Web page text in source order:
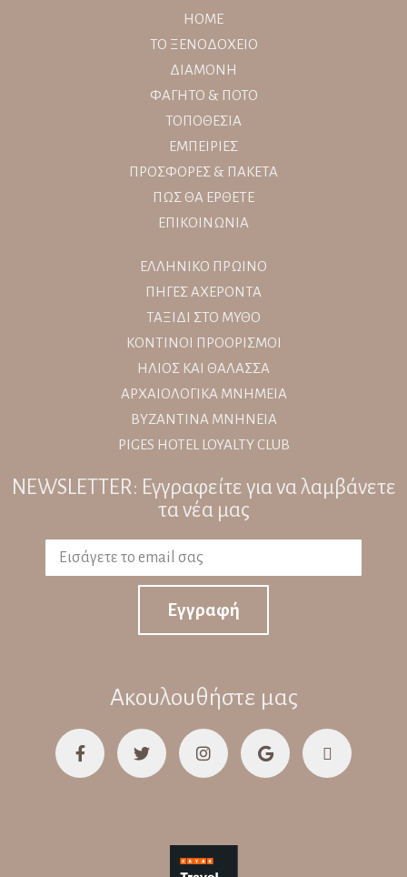
HOME
ΤΟ ΞΕΝΟΔΟΧΕΙΟ
ΔΙΑΜΟΝΗ
ΦΑΓΗΤΟ & ΠΟΤΟ
ΤΟΠΟΘΕΣΙΑ
ΕΜΠΕΙΡΙΕΣ
ΠΡΟΣΦΟΡΕΣ & ΠΑΚΕΤΑ
ΠΩΣ ΘΑ ΕΡΘΕΤΕ
ΕΠΙΚΟΙΝΩΝΙΑ
ΕΛΛΗΝΙΚΟ ΠΡΩΙΝΟ
ΠΗΓΕΣ ΑΧΕΡΟΝΤΑ
ΤΑΞΙΔΙ ΣΤΟ ΜΥΘΟ
ΚΟΝΤΙΝΟΙ ΠΡΟΟΡΙΣΜΟΙ
ΗΛΙΟΣ ΚΑΙ ΘΑΛΑΣΣΑ
ΑΡΧΑΙΟΛΟΓΙΚΑ ΜΝΗΜΕΙΑ
ΒΥΖΑΝΤΙΝΑ ΜΝΗΝΕΙΑ
PIGES HOTEL LOYALTY CLUB
NEWSLETTER: Εγγραφείτε για να λαμβάνετε
τα νέα μας
Εγγραφή
Ακουλουθήστε μας